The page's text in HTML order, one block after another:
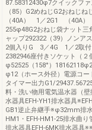
87.58312430φ7クイックファ
（85）G2めねじG2おねじ
（40A） 1／2G1 （40A
255φ48G2おねじ袋ナット三
ャップ292322（39）ノンア
2個入りG 3／4G 1／2取
2382946座付きソケット（
φ52525（158°）
φ12（ホース外径）電源コー
タイマー出力G1/
料・洗い物用電気温水器（壁
水器具EFH-YH1排水器具
GB1逆止弁継手※φ32mm排
HM1・EFH-HM1-25排水曲り
排水器具EFH-6MK排水器具